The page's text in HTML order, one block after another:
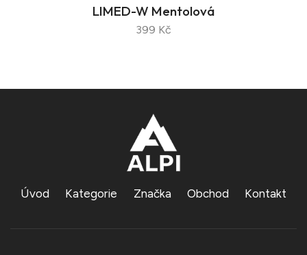
LIMED-W Mentolová
399 Kč
Úvod Kategorie Značka Obchod Kontakt